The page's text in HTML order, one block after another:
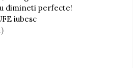
dimineti perfecte!
iubesc